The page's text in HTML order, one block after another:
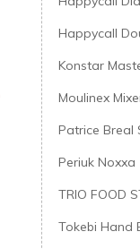
Happycall
Konstar
Moulinex
Patrice Breal
Periuk Noxxa
TRIO FOOD
Tokebi Hand